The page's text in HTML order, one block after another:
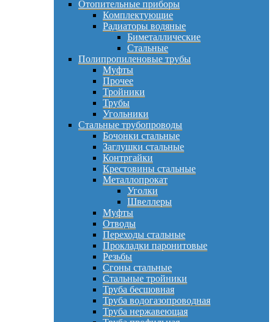
Отопительные приборы
Комплектующие
Радиаторы водяные
Биметаллические
Стальные
Полипропиленовые трубы
Муфты
Прочее
Тройники
Трубы
Угольники
Стальные трубопроводы
Бочонки стальные
Заглушки стальные
Контргайки
Крестовины стальные
Металлопрокат
Уголки
Швеллеры
Муфты
Отводы
Переходы стальные
Прокладки паронитовые
Резьбы
Сгоны стальные
Стальные тройники
Труба бесшовная
Труба водогазопроводная
Труба нержавеющая